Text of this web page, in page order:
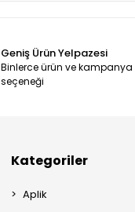
Geniş Ürün Yelpazesi
Binlerce ürün ve kampanya
seçeneği
Kategoriler
Aplik